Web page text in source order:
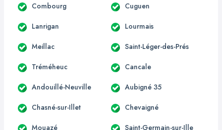
Combourg Cuguen
Lanrigan Lourmais
Meillac Saint-Léger-des-Prés
Tréméheuc Cancale
Andouillé-Neuville Aubigné 35
Chasné-sur-Illet Chevaigné
Mouazé Saint-Germain-sur-Ille